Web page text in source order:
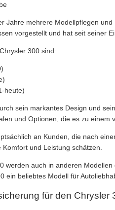
Jahre mehrere Modellpflegen
vorgestellt und hat seit seiner
300 sind:
heute)
sein markantes Design und
und Optionen, die es zu
an Kunden, die nach
und Leistung schätzen.
werden auch in anderen
ein beliebtes Modell für
für den Chrysler